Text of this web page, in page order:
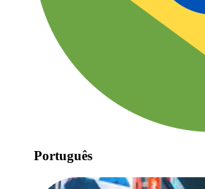
Português